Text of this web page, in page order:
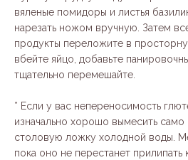
вяленые помидоры и листья
нарезать ножом вручную. Затем
продукты переложите в
вбейте яйцо, добавьте
тщательно перемешайте.
* Если у вас непереносимость
изначально хорошо вымесить
столовую ложку холодной воды.
пока оно не перестанет